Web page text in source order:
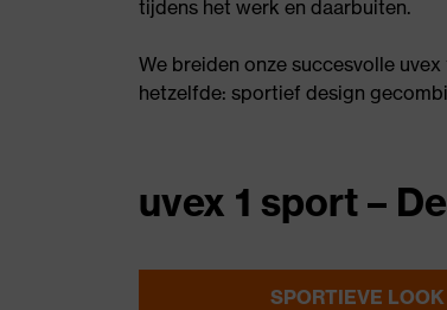
tijdens het werk en daarbuiten.
We breiden onze succesvolle
hetzelfde: sportief design
uvex 1 sport –
SPORTIEVE LOOK